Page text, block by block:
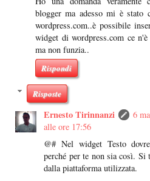
blogger ma adesso mi è stato
wordpress.com..è possibile
widget di wordpress.com ce
ma non funzia..
Rispondi
Risposte
Ernesto Tirinnanzi
6
alle ore 17:56
@# Nel widget Testo
perché per te non sia così. Si
dalla piattaforma utilizzata.